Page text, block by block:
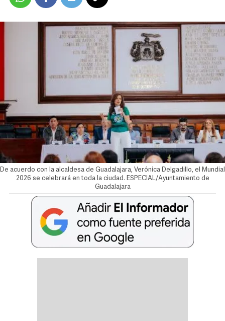
De acuerdo con la alcaldesa de Guadalajara, Verónica Delgadillo, el Mundial
2026 se celebrará en toda la ciudad. ESPECIAL/Ayuntamiento de
Guadalajara